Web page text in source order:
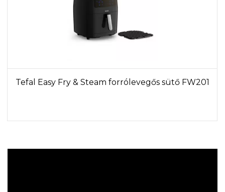
Tefal Easy Fry & Steam forrólevegős sütő FW201